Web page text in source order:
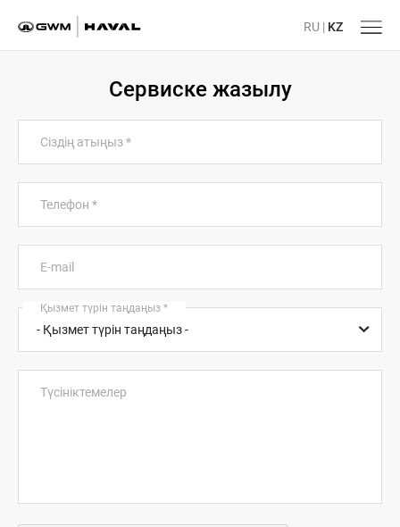
RU | KZ
Сервиске жазылу
Сіздің атыңыз*
Телефон *
E-mail
Қызмет түрін таңдаңыз *
Түсініктемелер